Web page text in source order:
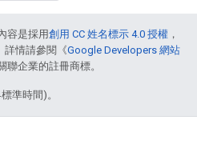
容是採用創用 CC 姓名標示 4.0 授權 ，
詳情請參閱《Google Developers 網站
聯企業的註冊商標。
準時間)。